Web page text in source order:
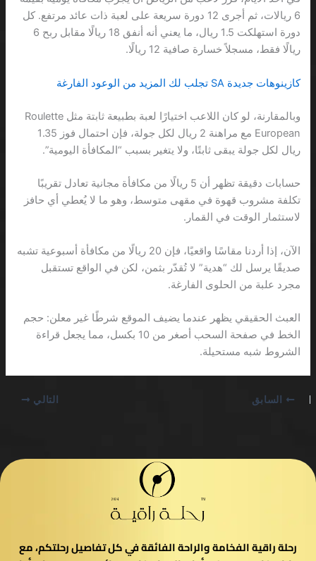
6 ريالات، ثم أجرى 12 دورة سريعة على لعبة ذات عائد مرتفع. كل
دورة استهلكت 1.5 ريال، ما يعني أنه أنفق 18 ريالًا مقابل ربح 6
ريالًا فقط، مسجلاً خسارة صافية 12 ريالًا.
كازينوهات جديدة SA تجلب لك المزيد من الوعود الفارغة
وبالمقارنة، لو كان اللاعب اختيارًا لعبة بطبيعة ثابتة مثل Roulette
European مع مراهنة 2 ريال لكل جولة، فإن احتمال فوز 1.35
ريال لكل جولة يبقى ثابتًا، ولا يتغير بسبب “المكافأة اليومية”.
حسابات دقيقة تظهر أن 5 ريالًا من مكافأة مجانية تعادل تقريبًا
تكلفة مشروب قهوة في مقهى متوسط، وهو ما لا يُعطي أي حافز
لاستثمار الوقت في القمار.
الآن، إذا أردنا مقاسًا واقعيًا، فإن 20 ريالًا من مكافأة أسبوعية تشبه
صديقًا يرسل لك “هدية” لا تُقدّر بثمن، لكن في الواقع تستقبل
مجرد علبة من الحلوى الفارغة.
العبث الحقيقي يظهر عندما يضيف الموقع شرطًا غير معلن: حجم
الخط في صفحة السحب أصغر من 10 بكسل، مما يجعل قراءة
الشروط شبه مستحيلة.
السابق التالي
رحلة راقية الفخامة والراحة الفائقة في كل تفاصيل رحلتكم، مع